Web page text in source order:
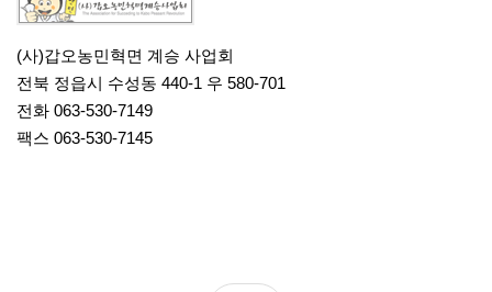
(사)갑오농민혁면 계승 사업회
전북 정읍시 수성동 440-1 우 580-701
전화 063-530-7149
팩스 063-530-7145